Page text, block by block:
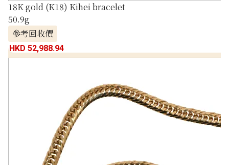
18K gold (K18) Kihei bracelet
50.9g
參考回收價
HKD 52,988.94